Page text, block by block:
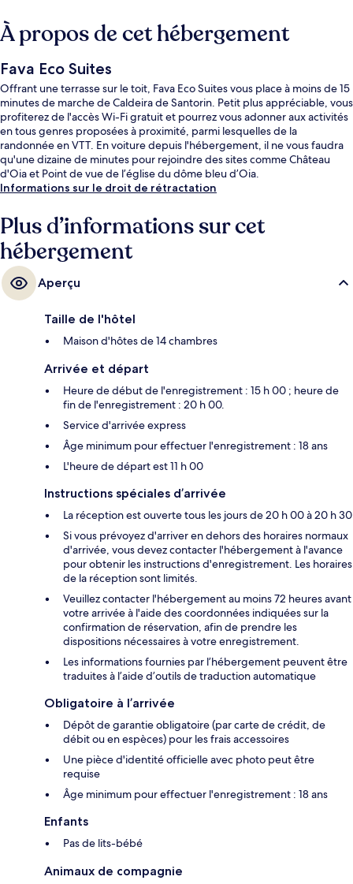
À propos de cet hébergement
Fava Eco Suites
Offrant une terrasse sur le toit, Fava Eco Suites vous place à moins de 15
minutes de marche de Caldeira de Santorin. Petit plus appréciable, vous
profiterez de l'accès Wi-Fi gratuit et pourrez vous adonner aux activités
en tous genres proposées à proximité, parmi lesquelles de la
randonnée en VTT. En voiture depuis l'hébergement, il ne vous faudra
qu'une dizaine de minutes pour rejoindre des sites comme Château
d'Oia et Point de vue de l’église du dôme bleu d’Oia.
Informations sur le droit de rétractation
Plus d’informations sur cet
hébergement
Aperçu
Taille de l'hôtel
Maison d'hôtes de 14 chambres
Arrivée et départ
Heure de début de l'enregistrement : 15 h 00 ; heure de
fin de l'enregistrement : 20 h 00.
Service d'arrivée express
Âge minimum pour effectuer l'enregistrement : 18 ans
L'heure de départ est 11 h 00
Instructions spéciales d’arrivée
La réception est ouverte tous les jours de 20 h 00 à 20 h 30
Si vous prévoyez d'arriver en dehors des horaires normaux
d'arrivée, vous devez contacter l'hébergement à l'avance
pour obtenir les instructions d'enregistrement. Les horaires
de la réception sont limités.
Veuillez contacter l'hébergement au moins 72 heures avant
votre arrivée à l'aide des coordonnées indiquées sur la
confirmation de réservation, afin de prendre les
dispositions nécessaires à votre enregistrement.
Les informations fournies par l’hébergement peuvent être
traduites à l’aide d’outils de traduction automatique
Obligatoire à l’arrivée
Dépôt de garantie obligatoire (par carte de crédit, de
débit ou en espèces) pour les frais accessoires
Une pièce d'identité officielle avec photo peut être
requise
Âge minimum pour effectuer l'enregistrement : 18 ans
Enfants
Pas de lits-bébé
Animaux de compagnie